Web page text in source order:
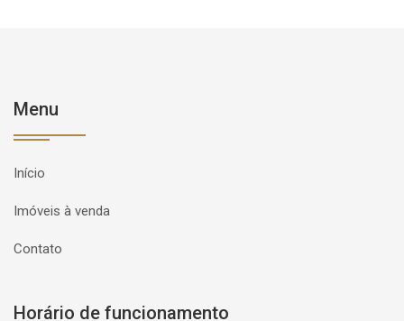
Menu
Início
Imóveis à venda
Contato
Horário de funcionamento